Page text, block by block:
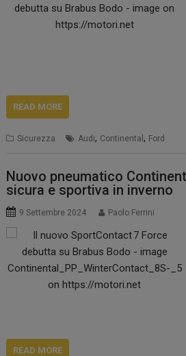
READ MORE
Sicurezza Audi, Continental, Ford
Nuovo pneumatico
sicura e sportiva in inverno
9 Settembre 2024 Paolo Ferrini
READ MORE